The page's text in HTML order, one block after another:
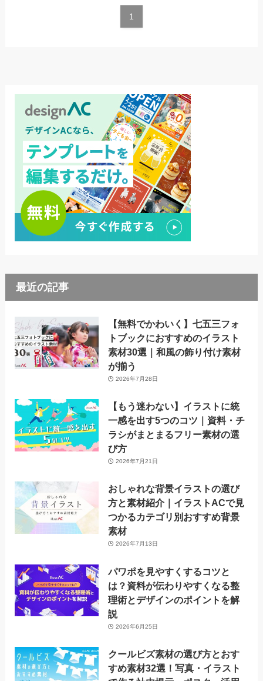
1
最近の記事
【無料でかわいく】七五三フォ
トブックにおすすめのイラスト
素材30選｜和風の飾り付け素材
が揃う
2026年7月28日
【もう迷わない】イラストに統
一感を出す5つのコツ｜資料・チ
ラシがまとまるフリー素材の選
び方
2026年7月21日
おしゃれな背景イラストの選び
方と素材紹介｜イラストACで見
つかるカテゴリ別おすすめ背景
素材
2026年7月13日
パワポを見やすくするコツと
は？資料が伝わりやすくなる整
理術とデザインのポイントを解
説
2026年6月25日
クールビズ素材の選び方とおす
すめ素材32選！写真・イラスト